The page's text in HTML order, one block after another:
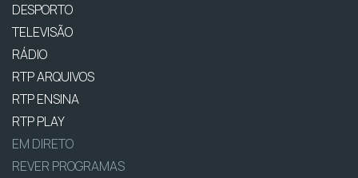
DESPORTO
TELEVISÃO
RÁDIO
RTP ARQUIVOS
RTP ENSINA
RTP PLAY
EM DIRETO
REVER PROGRAMAS